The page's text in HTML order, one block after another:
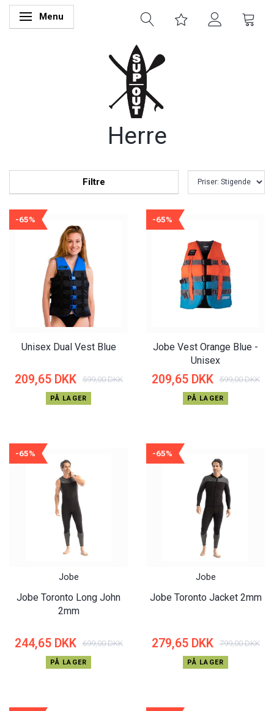
Skifte navigation
Menu
Herre
Filtre
-65%
Unisex Dual Vest Blue
209,65 DKK 599,00 DKK
PÅ LAGER
-65%
Jobe Vest Orange Blue -
Unisex
209,65 DKK 599,00 DKK
PÅ LAGER
-65%
Jobe
Jobe Toronto Long John
2mm
244,65 DKK 699,00 DKK
PÅ LAGER
-65%
Jobe
Jobe Toronto Jacket 2mm
279,65 DKK 799,00 DKK
PÅ LAGER